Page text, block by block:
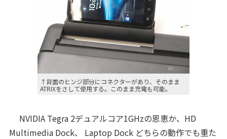
↑背面のヒンジ部分にコネクターがあり、そのまま
ATRIXをさして使用する。このまま充電も可能。
NVIDIA Tegra 2デュアルコア1GHzの恩恵か、HD
Multimedia Dock、 Laptop Dock どちらの動作でも重た